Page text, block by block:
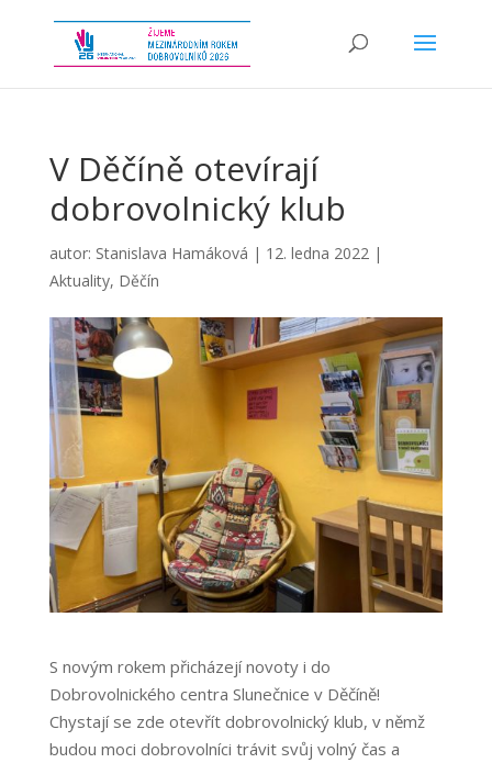
V Děčíně otevírají
dobrovolnický klub
autor: Stanislava Hamáková | 12. ledna 2022|
Aktuality, Děčín
S novým rokem přicházejí novoty i do
Dobrovolnického centra Slunečnice v Děčíně!
Chystají se zde otevřít dobrovolnický klub, v němž
budou moci dobrovolníci trávit svůj volný čas a